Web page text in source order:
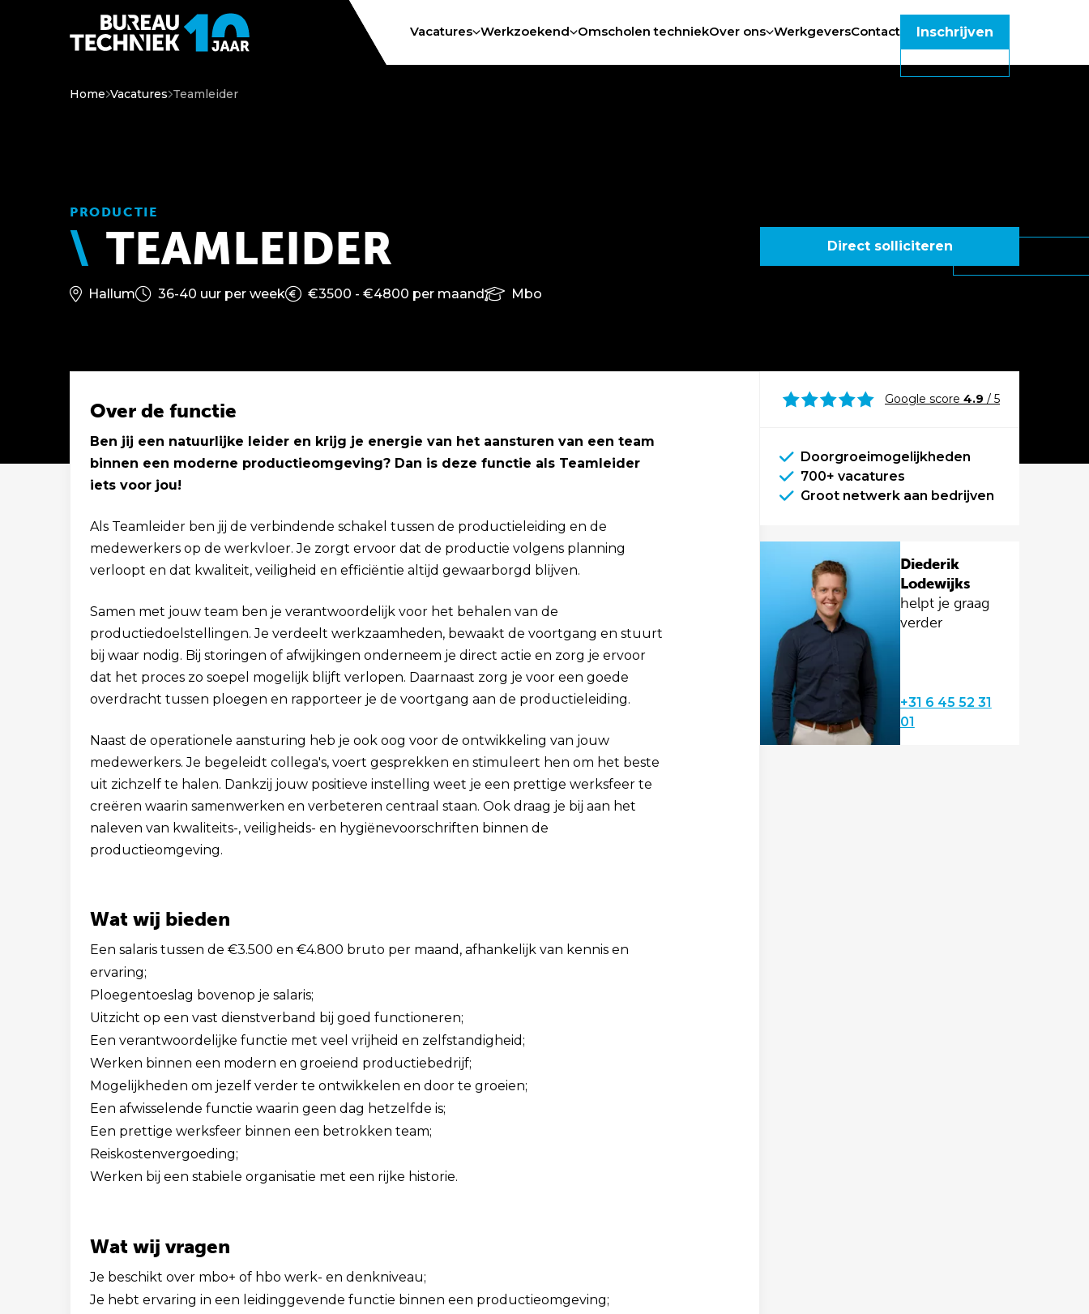
Vacatures Werkzoekend Omscholen techniekOver ons WerkgeversContact Inschrijven
Home Vacatures Teamleider
PRODUCTIE
TEAMLEIDER Direct solliciteren
Hallum 36-40 uur per week €3500 - €4800 per maand Mbo
Solliciteer binnen 1 minuut Direct solliciteren
Over de functie
Ben jij een natuurlijke leider en krijg je energie van het aansturen van een team
binnen een moderne productieomgeving? Dan is deze functie als Teamleider
iets voor jou!
Als Teamleider ben jij de verbindende schakel tussen de productieleiding en de
medewerkers op de werkvloer. Je zorgt ervoor dat de productie volgens planning
verloopt en dat kwaliteit, veiligheid en efficiëntie altijd gewaarborgd blijven.
Samen met jouw team ben je verantwoordelijk voor het behalen van de
productiedoelstellingen. Je verdeelt werkzaamheden, bewaakt de voortgang en stuurt
bij waar nodig. Bij storingen of afwijkingen onderneem je direct actie en zorg je ervoor
dat het proces zo soepel mogelijk blijft verlopen. Daarnaast zorg je voor een goede
overdracht tussen ploegen en rapporteer je de voortgang aan de productieleiding.
Naast de operationele aansturing heb je ook oog voor de ontwikkeling van jouw
medewerkers. Je begeleidt collega's, voert gesprekken en stimuleert hen om het beste
uit zichzelf te halen. Dankzij jouw positieve instelling weet je een prettige werksfeer te
creëren waarin samenwerken en verbeteren centraal staan. Ook draag je bij aan het
naleven van kwaliteits-, veiligheids- en hygiënevoorschriften binnen de
productieomgeving.
Wat wij bieden
Een salaris tussen de €3.500 en €4.800 bruto per maand, afhankelijk van kennis en
ervaring;
Ploegentoeslag bovenop je salaris;
Uitzicht op een vast dienstverband bij goed functioneren;
Een verantwoordelijke functie met veel vrijheid en zelfstandigheid;
Werken binnen een modern en groeiend productiebedrijf;
Mogelijkheden om jezelf verder te ontwikkelen en door te groeien;
Een afwisselende functie waarin geen dag hetzelfde is;
Een prettige werksfeer binnen een betrokken team;
Reiskostenvergoeding;
Werken bij een stabiele organisatie met een rijke historie.
Wat wij vragen
Je beschikt over mbo+ of hbo werk- en denkniveau;
Je hebt ervaring in een leidinggevende functie binnen een productieomgeving;
Google score 4.9 / 5
Doorgroeimogelijkheden
700+ vacatures
Groot netwerk aan bedrijven
Diederik
Lodewijks
helpt je graag
verder
+31 6 45 52 31
01